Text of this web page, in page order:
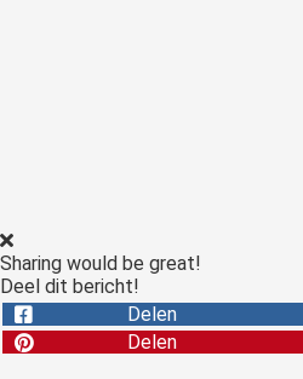
Sharing would be great!
Deel dit bericht!
Delen
Delen